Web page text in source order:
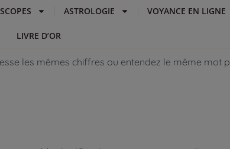
ASTROLOGIE VOYANCE EN LIGNE
LIVRE D’OR
les mêmes chiffres ou entendez le même mot